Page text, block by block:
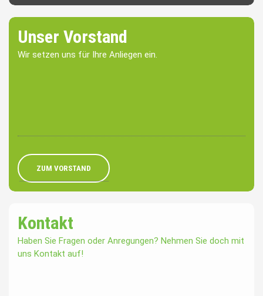
Unser Vorstand
Wir setzen uns für Ihre Anliegen ein.
ZUM VORSTAND
Kontakt
Haben Sie Fragen oder Anregungen? Nehmen Sie doch mit
uns Kontakt auf!